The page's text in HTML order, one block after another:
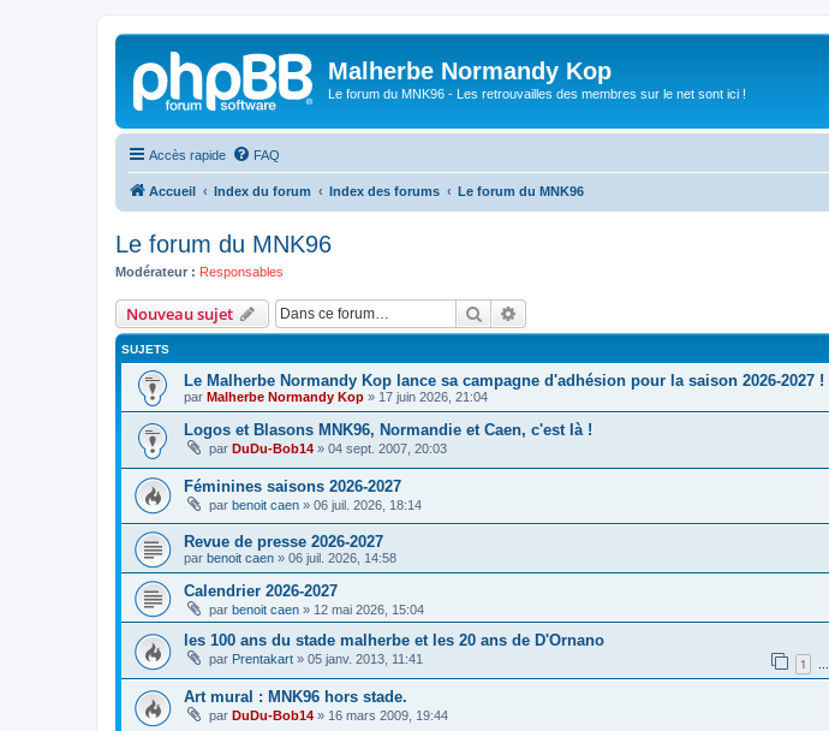
Malherbe Normandy Kop
Le forum du MNK96 - Les retrouvailles des membres sur le net sont ici !
Accès rapide FAQ
Accueil Index du forum Index des forums Le forum du MNK96
Le forum du MNK96
Modérateur : Responsables
Nouveau sujet Rechercher
SUJETS
Le Malherbe Normandy Kop lance sa campagne d'adhésion pour la saison 2026-2027 !
par Malherbe Normandy Kop » 17 juin 2026, 21:04
Logos et Blasons MNK96, Normandie et Caen, c'est là !
par DuDu-Bob14 » 04 sept. 2007, 20:03
Féminines saisons 2026-2027
par benoit caen » 06 juil. 2026, 18:14
Revue de presse 2026-2027
par benoit caen » 06 juil. 2026, 14:58
Calendrier 2026-2027
par benoit caen » 12 mai 2026, 15:04
les 100 ans du stade malherbe et les 20 ans de D'Ornano
par Prentakart » 05 janv. 2013, 11:41 1 …
Art mural : MNK96 hors stade.
par DuDu-Bob14 » 16 mars 2009, 19:44